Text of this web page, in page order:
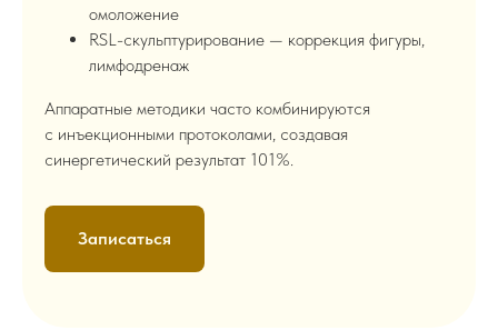
омоложение
RSL-скульптурирование — коррекция фигуры,
лимфодренаж
Аппаратные методики часто комбинируются
с инъекционными протоколами, создавая
синергетический результат 101%.
Записаться